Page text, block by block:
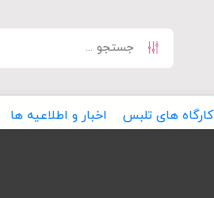
کارگاه های تلبس اخبار و اطلاعیه ها